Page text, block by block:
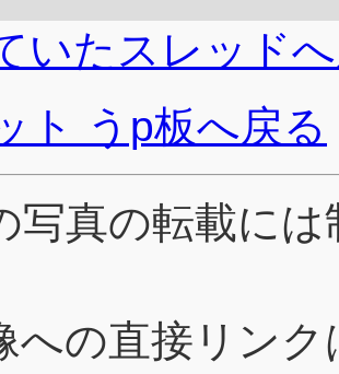
いたスレッド
ト うp板へ戻る
写真の転載に
への直接リン